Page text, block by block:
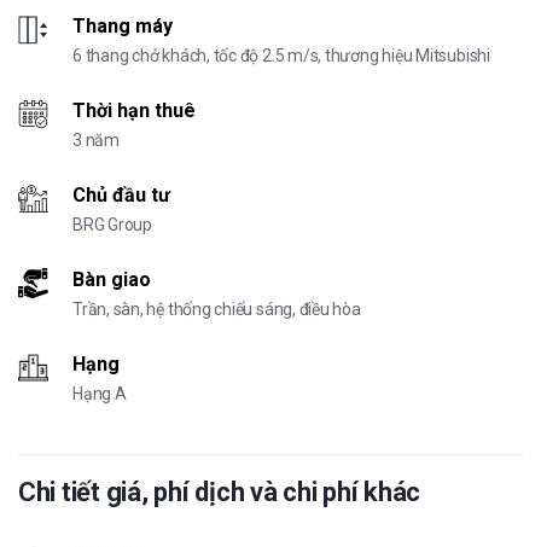
Thang máy
6 thang chở khách, tốc độ 2.5 m/s, thương hiệu Mitsubishi
Thời hạn thuê
3 năm
Chủ đầu tư
BRG Group
Bàn giao
Trần, sàn, hệ thống chiếu sáng, điều hòa
Hạng
Hạng A
Chi tiết giá, phí dịch và chi phí khác